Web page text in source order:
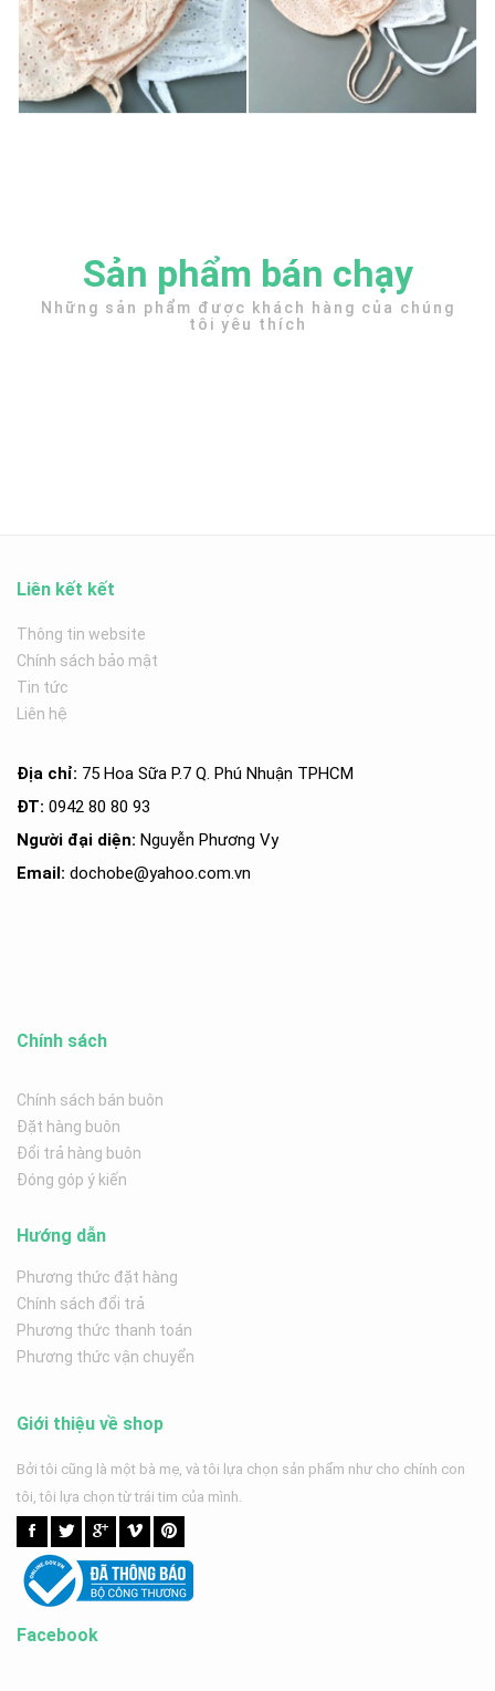
Sản phẩm bán chạy
Những sản phẩm được khách hàng của chúng
tôi yêu thích
Liên kết kết
Thông tin website
Chính sách bảo mật
Tin tức
Liên hệ
Địa chỉ: 75 Hoa Sữa P.7 Q. Phú Nhuận TPHCM
ĐT: 0942 80 80 93
Người đại diện: Nguyễn Phương Vy
Email: dochobe@yahoo.com.vn
Chính sách
Chính sách bán buôn
Đặt hàng buôn
Đổi trả hàng buôn
Đóng góp ý kiến
Hướng dẫn
Phương thức đặt hàng
Chính sách đổi trả
Phương thức thanh toán
Phương thức vận chuyển
Giới thiệu về shop
Bởi tôi cũng là một bà mẹ, và tôi lựa chọn sản phẩm như cho chính con
tôi, tôi lựa chọn từ trái tim của mình.
Facebook